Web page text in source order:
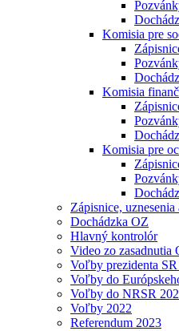
Komisia pre
Komisia
Komisia pre
Zápisnice,
Dochádzka OZ
Hlavný kontrolór
Video zo zasadnutia
Voľby prezidenta
Voľby do
Voľby do NRSR
Voľby 2022
Referendum 2023